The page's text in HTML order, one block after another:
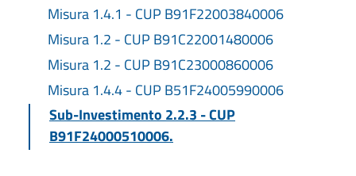
Misura 1.4.1 - CUP B91F22003840006
Misura 1.2 - CUP B91C22001480006
Misura 1.2 - CUP B91C23000860006
Misura 1.4.4 - CUP B51F24005990006
Sub-Investimento 2.2.3 - CUP
B91F24000510006.